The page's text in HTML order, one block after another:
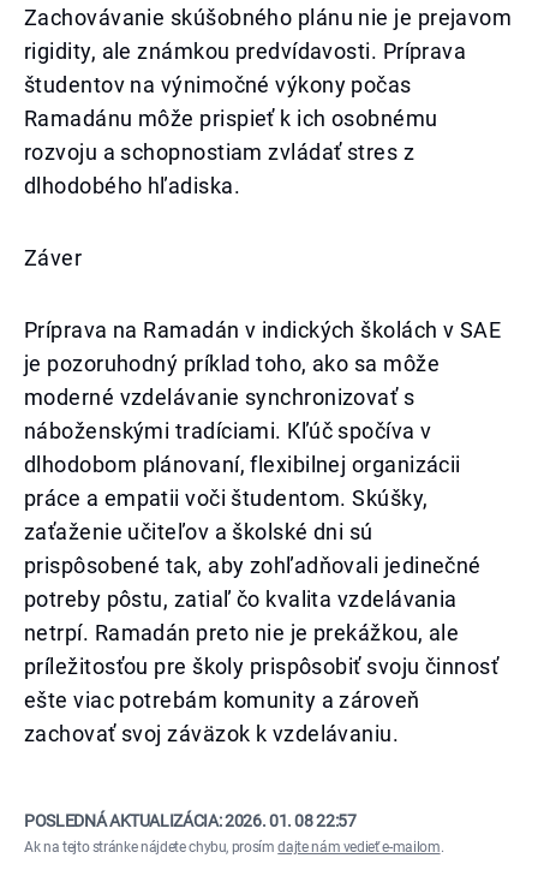
Zachovávanie skúšobného plánu nie je prejavom
rigidity, ale známkou predvídavosti. Príprava
študentov na výnimočné výkony počas
Ramadánu môže prispieť k ich osobnému
rozvoju a schopnostiam zvládať stres z
dlhodobého hľadiska.
Záver
Príprava na Ramadán v indických školách v SAE
je pozoruhodný príklad toho, ako sa môže
moderné vzdelávanie synchronizovať s
náboženskými tradíciami. Kľúč spočíva v
dlhodobom plánovaní, flexibilnej organizácii
práce a empatii voči študentom. Skúšky,
zaťaženie učiteľov a školské dni sú
prispôsobené tak, aby zohľadňovali jedinečné
potreby pôstu, zatiaľ čo kvalita vzdelávania
netrpí. Ramadán preto nie je prekážkou, ale
príležitosťou pre školy prispôsobiť svoju činnosť
ešte viac potrebám komunity a zároveň
zachovať svoj záväzok k vzdelávaniu.
POSLEDNÁ AKTUALIZÁCIA:2026. 01. 08 22:57
Ak na tejto stránke nájdete chybu, prosímdajte nám vedieť e-mailom.